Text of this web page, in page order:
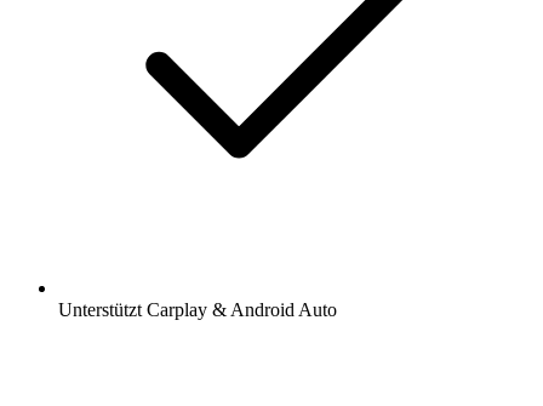
Unterstützt Carplay & Android Auto